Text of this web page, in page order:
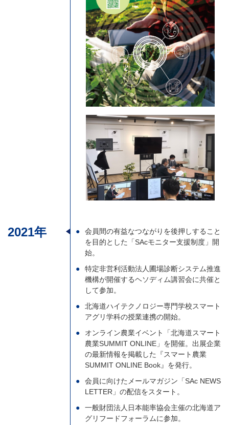
2021年
会員間の有益なつながりを後押しすること
を目的とした「SAcモニター支援制度」開
始。
特定非営利活動法人圃場診断システム推進
機構が開催するヘソディム講習会に共催と
して参加。
北海道ハイテクノロジー専門学校スマート
アグリ学科の授業連携の開始。
オンライン農業イベント「北海道スマート
農業SUMMIT ONLINE」を開催。出展企業
の最新情報を掲載した『スマート農業
SUMMIT ONLINE Book』を発行。
会員に向けたメールマガジン「SAc NEWS
LETTER」の配信をスタート。
一般財団法人日本能率協会主催の北海道ア
グリフードフォーラムに参加。